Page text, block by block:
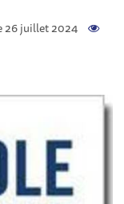
26 juillet 2024